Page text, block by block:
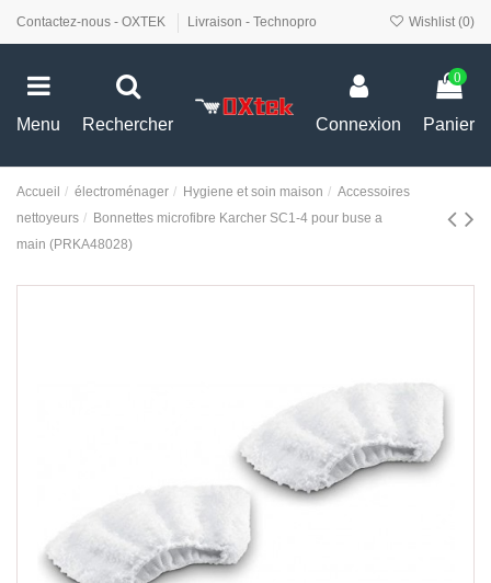
Contactez-nous - OXTEK Livraison - Technopro Wishlist (0)
Menu Rechercher Connexion
0
Panier
Accueil électroménager Hygiene et soin maison
Accessoires
nettoyeurs
Bonnettes microfibre Karcher SC1-4 pour buse a
main (PRKA48028)